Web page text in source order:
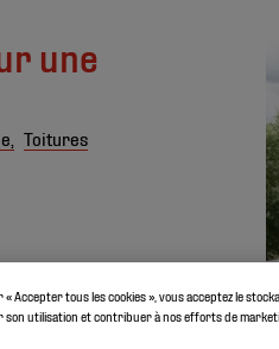
une
Toitures
« Accepter tous les cookies », vous acceptez le
son utilisation et contribuer à nos efforts de